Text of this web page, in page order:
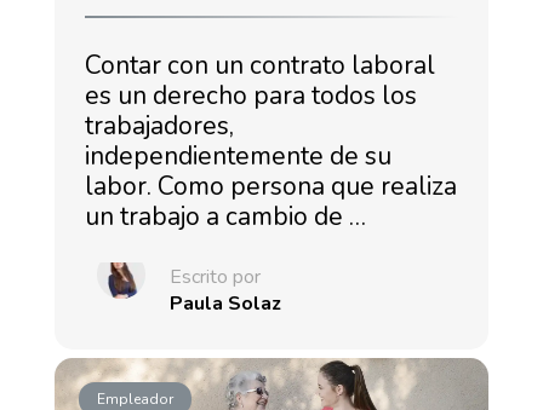
Contar con un contrato laboral
es un derecho para todos los
trabajadores,
independientemente de su
labor. Como persona que realiza
un trabajo a cambio de …
Escrito por
Paula Solaz
Empleador